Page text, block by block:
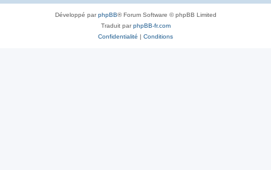
Développé parphpBB® Forum Software © phpBB Limited
Traduit parphpBB-fr.com
Confidentialité | Conditions